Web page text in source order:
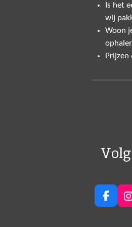
Is het
wij
Woon
Prijzen
F
I